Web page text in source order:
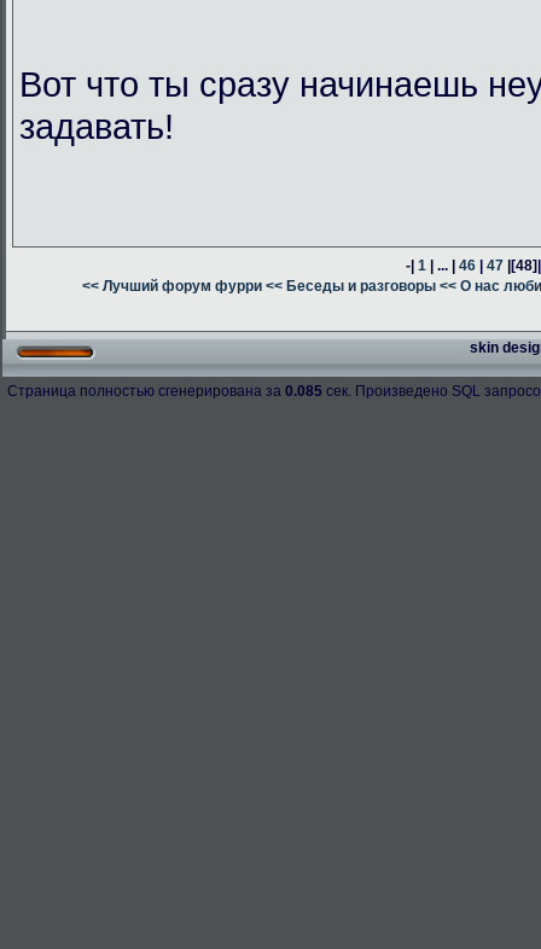
Вот что ты сразу начинаешь
задавать!
-| 1 | ... | 46 | 47 |[48]
<< Лучший форум фурри << Беседы и разговоры << О нас
skin
Страница полностью сгенерирована за 0.085 сек. Произведено SQL